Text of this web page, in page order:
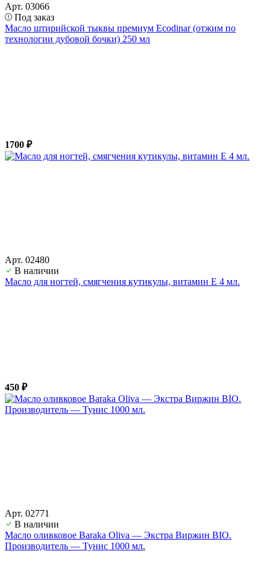
Арт. 03066
Под заказ
Масло штирийской тыквы премиум Ecodinar (отжим по
технологии дубовой бочки) 250 мл
1700 ₽
Арт. 02480
В наличии
Масло для ногтей, смягчения кутикулы, витамин Е 4 мл.
450 ₽
Арт. 02771
В наличии
Масло оливковое Baraka Oliva — Экстра Виржин BIO.
Производитель — Тунис 1000 мл.